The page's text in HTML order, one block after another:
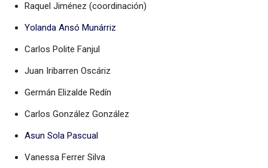
Raquel Jiménez (coordinación)
Yolanda Ansó Munárriz
Carlos Polite Fanjul
Juan Iribarren Oscáriz
Germán Elizalde Redín
Carlos González González
Asun Sola Pascual
Vanessa Ferrer Silva